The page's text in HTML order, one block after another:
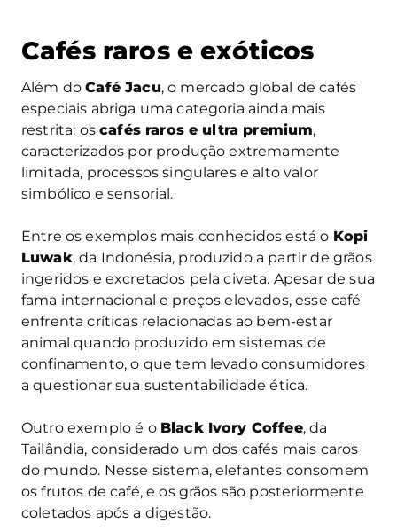
Cafés raros e exóticos
Além doCafé Jacu, o mercado global de cafés
especiais abriga uma categoria ainda mais
restrita: oscafés raros e ultra premium,
caracterizados por produção extremamente
limitada, processos singulares e alto valor
simbólico e sensorial.
Entre os exemplos mais conhecidos está o Kopi
Luwak, da Indonésia, produzido a partir de grãos
ingeridos e excretados pela civeta. Apesar de sua
fama internacional e preços elevados, esse café
enfrenta críticas relacionadas ao bem-estar
animal quando produzido em sistemas de
confinamento, o que tem levado consumidores
a questionar sua sustentabilidade ética.
Outro exemplo é o Black Ivory Coffee, da
Tailândia, considerado um dos cafés mais caros
do mundo. Nesse sistema, elefantes consomem
os frutos de café, e os grãos são posteriormente
coletados após a digestão.